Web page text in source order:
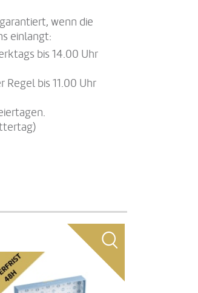
wenn die
einlangt:
bis 14.00 Uhr
Regel bis 11.00 Uhr